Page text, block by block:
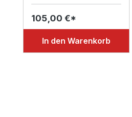
105,00 €*
In den Warenkorb